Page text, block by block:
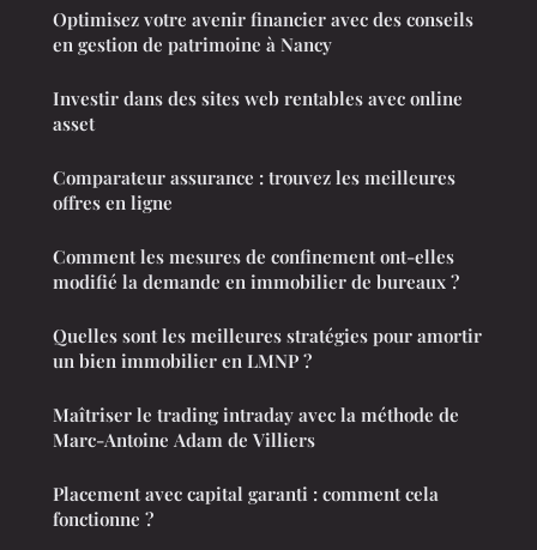
Optimisez votre avenir financier avec des conseils
en gestion de patrimoine à Nancy
Investir dans des sites web rentables avec online
asset
Comparateur assurance : trouvez les meilleures
offres en ligne
Comment les mesures de confinement ont-elles
modifié la demande en immobilier de bureaux ?
Quelles sont les meilleures stratégies pour amortir
un bien immobilier en LMNP ?
Maîtriser le trading intraday avec la méthode de
Marc-Antoine Adam de Villiers
Placement avec capital garanti : comment cela
fonctionne ?